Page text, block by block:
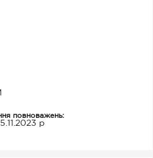
повноважень:
р